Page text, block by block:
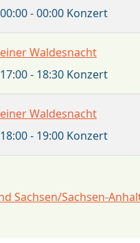
00:00-00:00 Konzert
Waldesnacht
17:00- 18:30 Konzert
Waldesnacht
18:00- 19:00 Konzert
Sachsen/Sachsen-